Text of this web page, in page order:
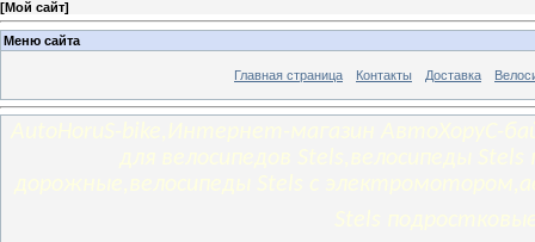
[Мой сайт]
Меню сайта
Главная страница Контакты Доставка